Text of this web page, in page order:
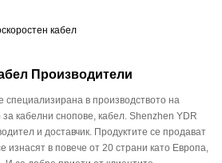
кабел
Производители
в производството на
кабелни снопове, кабел. Shenzhen YDR
и доставчик. Продуктите се продават
изнасят в повече от 20 страни като Европа,